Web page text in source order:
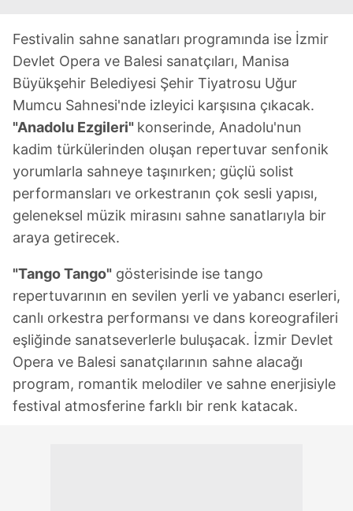
Festivalin sahne sanatları programında ise İzmir
Devlet Opera ve Balesi sanatçıları, Manisa
Büyükşehir Belediyesi Şehir Tiyatrosu Uğur
Mumcu Sahnesi'nde izleyici karşısına çıkacak.
"Anadolu Ezgileri" konserinde, Anadolu'nun
kadim türkülerinden oluşan repertuvar senfonik
yorumlarla sahneye taşınırken; güçlü solist
performansları ve orkestranın çok sesli yapısı,
geleneksel müzik mirasını sahne sanatlarıyla bir
araya getirecek.
"Tango Tango" gösterisinde ise tango
repertuvarının en sevilen yerli ve yabancı eserleri,
canlı orkestra performansı ve dans koreografileri
eşliğinde sanatseverlerle buluşacak. İzmir Devlet
Opera ve Balesi sanatçılarının sahne alacağı
program, romantik melodiler ve sahne enerjisiyle
festival atmosferine farklı bir renk katacak.